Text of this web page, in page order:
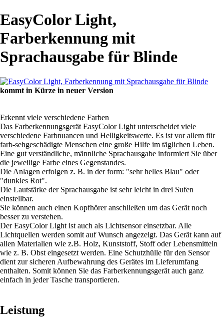
EasyColor Light,
Farberkennung mit
Sprachausgabe für Blinde
kommt in Kürze in neuer Version
Erkennt viele verschiedene Farben
Das Farberkennungsgerät EasyColorLight unterscheidet viele
verschiedene Farbnuancen und Helligkeitswerte. Es ist vor allem für
farb-sehgeschädigte Menschen eine große Hilfe im täglichen Leben.
Eine gut verständliche, männliche Sprachausgabe informiert Sie über
die jeweilige Farbe eines Gegenstandes.
Die Anlagen erfolgen z. B. in der form: "sehr helles Blau" oder
"dunkles Rot".
Die Lautstärke der Sprachausgabe ist sehr leicht in drei Sufen
einstellbar.
Sie können auch einen Kopfhörer anschließen um das Gerät noch
besser zu verstehen.
DerEasyColorLight ist auch als Lichtsensor einsetzbar. Alle
Lichtquellen werden somit auf Wunsch angezeigt. Das Gerät kann auf
allen Materialien wie z.B. Holz, Kunststoff, Stoff oder Lebensmitteln
wie z. B. Obst eingesetzt werden. Eine Schutzhülle für den Sensor
dient zur sicheren Aufbewahrung des Gerätes im Lieferumfang
enthalten. Somit können Sie das Farberkennungsgerät auch ganz
einfach in jeder Tasche transportieren.
Leistung